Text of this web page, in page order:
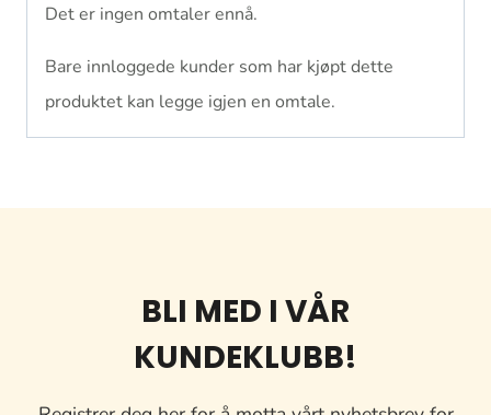
Det er ingen omtaler ennå.
Bare innloggede kunder som har kjøpt dette
produktet kan legge igjen en omtale.
BLI MED I VÅR
KUNDEKLUBB!